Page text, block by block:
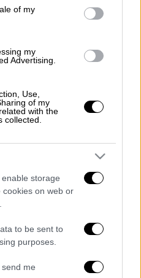
of my
my
Advertising.
Use,
of my
with the
collected.
storage
cookies on web or
to be sent to
purposes.
me
την τεκίλα, τον
χυμό λεμονιού και
και πάγο και
Bitters
μπίρα ή
λάιμ για